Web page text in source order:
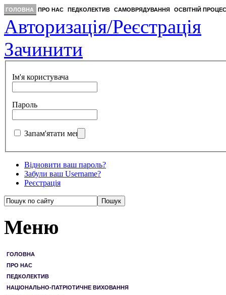
ГОЛОВНА ПРО НАС ПЕДКОЛЕКТИВ САМОВРЯДУВАННЯ ОСВІТНІЙ ПРОЦЕС
Авторизація/Реєстрація
Зачинити
Ім'я користувача
Пароль
Запам'ятати мене
Відновити ваш пароль?
Забули ваш Username?
Реєстрація
Меню
ГОЛОВНА
ПРО НАС
ПЕДКОЛЕКТИВ
НАЦІОНАЛЬНО-ПАТРІОТИЧНЕ ВИХОВАННЯ